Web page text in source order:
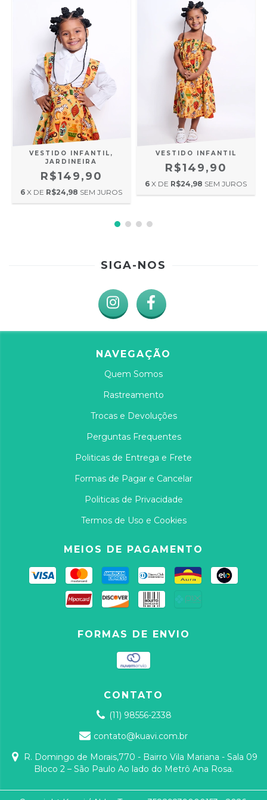
VESTIDO INFANTIL,
JARDINEIRA
R$149,90
6 X DE R$24,98 SEM JUROS
VESTIDO INFANTIL
R$149,90
6 X DE R$24,98 SEM JUROS
SIGA-NOS
NAVEGAÇÃO
Quem Somos
Rastreamento
Trocas e Devoluções
Perguntas Frequentes
Politicas de Entrega e Frete
Formas de Pagar e Cancelar
Politicas de Privacidade
Termos de Uso e Cookies
MEIOS DE PAGAMENTO
FORMAS DE ENVIO
CONTATO
(11) 98556-2338
contato@kuavi.com.br
R. Domingo de Morais,770 - Bairro Vila Mariana - Sala 09
Bloco 2 – São Paulo Ao lado do Metrô Ana Rosa.